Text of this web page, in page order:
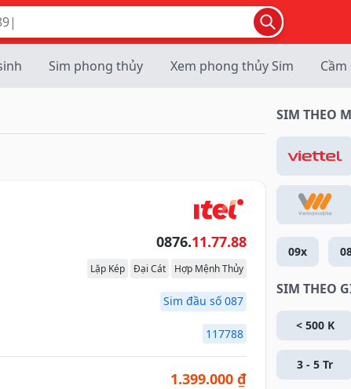
Sim phong thủy Xem phong thủy Sim
0876.11.77.88
Lặp Kép Đại Cát Hợp Mệnh Thủy
Sim đầu số 087
117788
1.399.000 ₫
SIM THEO
09x
SIM THEO
< 500 K
3 - 5 Tr